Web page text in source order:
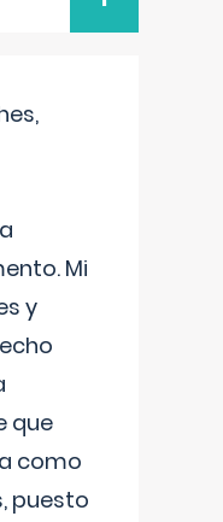
Mi
y
que
como
puesto